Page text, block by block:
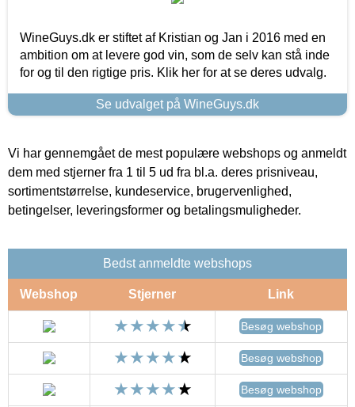
WineGuys.dk er stiftet af Kristian og Jan i 2016 med en
ambition om at levere god vin, som de selv kan stå inde
for og til den rigtige pris. Klik her for at se deres udvalg.
Se udvalget på WineGuys.dk
Vi har gennemgået de mest populære webshops og anmeldt
dem med stjerner fra 1 til 5 ud fra bl.a. deres prisniveau,
sortimentstørrelse, kundeservice, brugervenlighed,
betingelser, leveringsformer og betalingsmuligheder.
Bedst anmeldte webshops
Webshop Stjerner Link
Besøg webshop
Besøg webshop
Besøg webshop